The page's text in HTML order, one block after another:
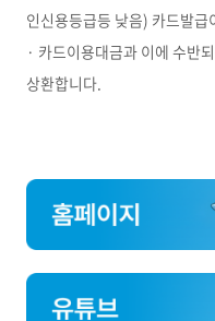
인신용등급등 낮음) 카드발급
· 카드이용대금과 이에 수반
상환합니다.